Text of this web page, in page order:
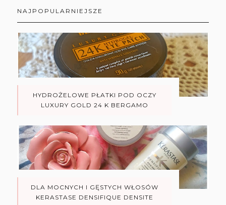
NAJPOPULARNIEJSZE
HYDROŻELOWE PŁATKI POD OCZY
LUXURY GOLD 24 K BERGAMO
DLA MOCNYCH I GĘSTYCH WŁOSÓW
KERASTASE DENSIFIQUE DENSITE